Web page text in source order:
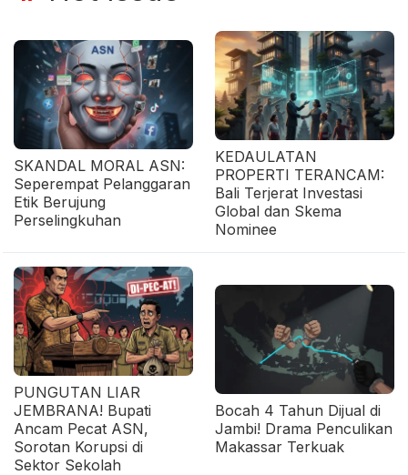
SKANDAL MORAL ASN:
Seperempat Pelanggaran
Etik Berujung
Perselingkuhan
KEDAULATAN
PROPERTI TERANCAM:
Bali Terjerat Investasi
Global dan Skema
Nominee
PUNGUTAN LIAR
JEMBRANA! Bupati
Ancam Pecat ASN,
Sorotan Korupsi di
Sektor Sekolah
Bocah 4 Tahun Dijual di
Jambi! Drama Penculikan
Makassar Terkuak